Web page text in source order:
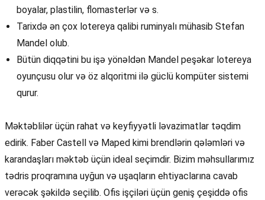
boyalar, plastilin, flomasterlər və s.
Tarixdə ən çox lotereya qalibi ruminyalı mühasib Stefan
Mandel olub.
Bütün diqqətini bu işə yönəldən Mandel peşəkar lotereya
oyunçusu olur və öz alqoritmi ilə güclü kompüter sistemi
qurur.
Məktəblilər üçün rahat və keyfiyyətli ləvazimatlar təqdim
edirik. Faber Castell və Maped kimi brendlərin qələmləri və
karandaşları məktəb üçün ideal seçimdir. Bizim məhsullarımız
tədris proqramına uyğun və uşaqların ehtiyaclarına cavab
verəcək şəkildə seçilib. Ofis işçiləri üçün geniş çeşiddə ofis